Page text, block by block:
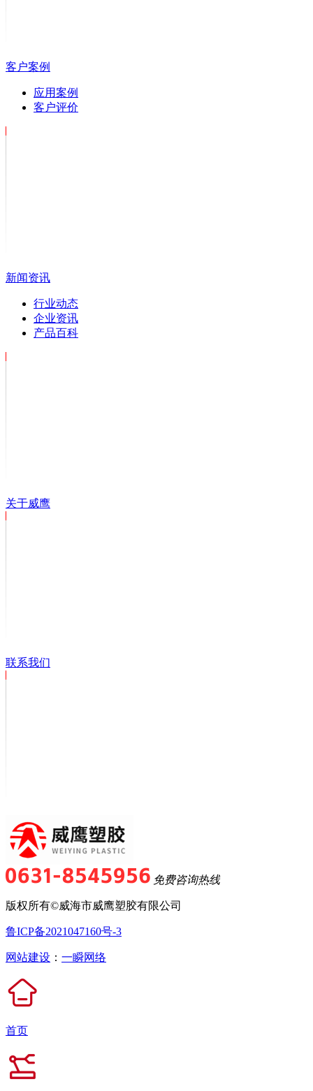
客户案例
应用案例
客户评价
新闻资讯
行业动态
企业资讯
产品百科
关于威鹰
联系我们
免费咨询热线
版权所有©威海市威鹰塑胶有限公司
鲁ICP备2021047160号-3
网站建设 ： 一瞬网络
首页